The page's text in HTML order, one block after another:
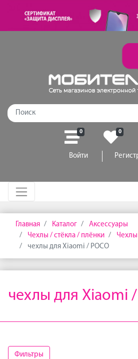
0 0
Войти
Главная Каталог
Аксессуары
Чехлы / стёкла / плёнки
чехлы для Xiaomi / POCO
чехлы для Xiaomi /
Фильтры